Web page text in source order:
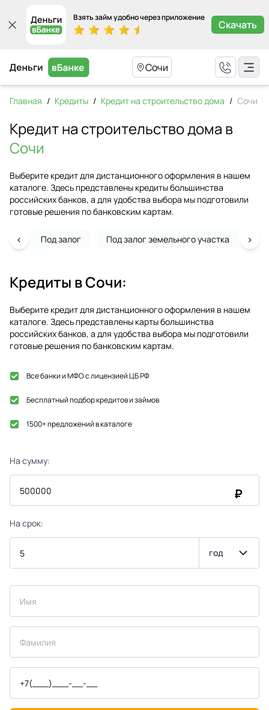
Взять займ удобно через приложение
Скачать
Сочи
Главная / Кредиты / Кредит на строительство дома / Сочи
Кредит на строительство дома в
Сочи
Выберите кредит для дистанционного оформления в нашем
каталоге. Здесь представлены кредиты большинства
российских банков, а для удобства выбора мы подготовили
готовые решения по банковским картам.
Под залог Под залог земельного участка
‹ ›
Кредиты вСочи:
Выберите кредит для дистанционного оформления в нашем
каталоге. Здесь представлены карты большинства
российских банков, а для удобства выбора мы подготовили
готовые решения по банковским картам.
Все банки и МФО с лицензией ЦБ РФ
Бесплатный подбор кредитов и займов
1500+ предложений в каталоге
На сумму:
₽
На срок:
год